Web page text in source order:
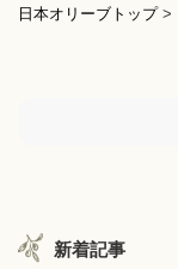
日本オリーブトップ>
新着記事